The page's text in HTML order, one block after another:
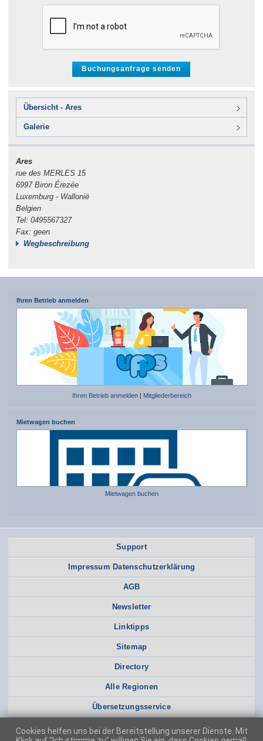
Übersicht - Ares
Galerie
Ares
rue des MERLES 15
6997 Biron Érezée
Luxemburg - Wallonië
Belgien
Tel: 0495567327
Fax: geen
Wegbeschreibung
Ihren Betrieb anmelden
Ihren Betrieb anmelden Mitgliederbereich
Mietwagen buchen
Mietwagen buchen
Support
Impressum Datenschutzerklärung
AGB
Newsletter
Linktipps
Sitemap
Directory
Alle Regionen
Übersetzungsservice
Cookies helfen uns bei der Bereitstellung unserer Dienste. Mit